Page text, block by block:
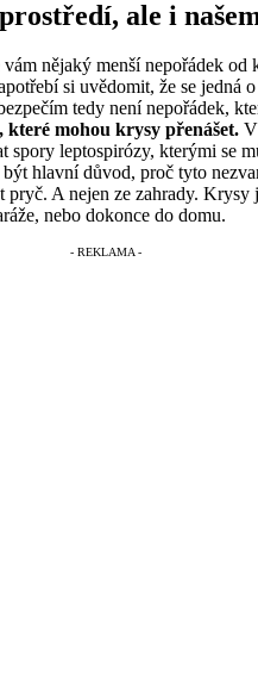
ale i
nějaký menší nepořádek od
si uvědomit, že se jedná
tedy není nepořádek,
které mohou krysy přenášet.
spory leptospirózy, kterými se
hlavní důvod, proč tyto
pryč. A nejen ze zahrady. Krysy
nebo dokonce do domu.